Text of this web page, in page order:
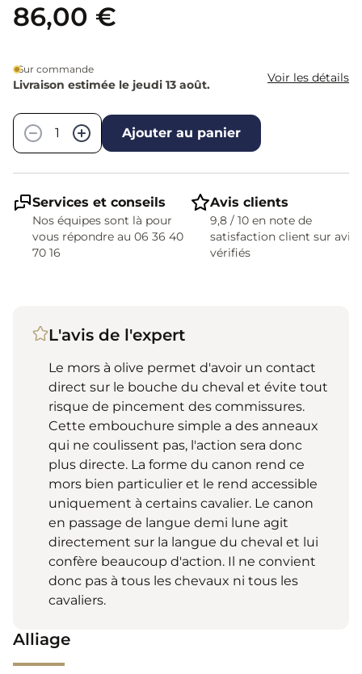
86,00 €
Sur commande
Livraison estimée le jeudi 13 août. Voir les détails
−
+ Ajouter au panier
Services et conseils
Nos équipes sont là pour
vous répondre au 06 36 40
70 16
Avis clients
9,8 / 10 en note de
satisfaction client sur avis
vérifiés
L'avis de l'expert
Le mors à olive permet d'avoir un contact
direct sur le bouche du cheval et évite tout
risque de pincement des commissures.
Cette embouchure simple a des anneaux
qui ne coulissent pas, l'action sera donc
plus directe. La forme du canon rend ce
mors bien particulier et le rend accessible
uniquement à certains cavalier. Le canon
en passage de langue demi lune agit
directement sur la langue du cheval et lui
confère beaucoup d'action. Il ne convient
donc pas à tous les chevaux ni tous les
cavaliers.
Alliage